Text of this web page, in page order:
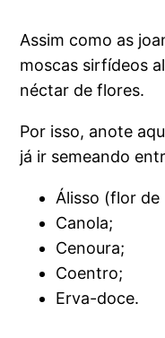
Assim como as
moscas sirfídeos
néctar de flores.
Por isso, anote
já ir semeando
Álisso (flor de
Canola;
Cenoura;
Coentro;
Erva-doce.